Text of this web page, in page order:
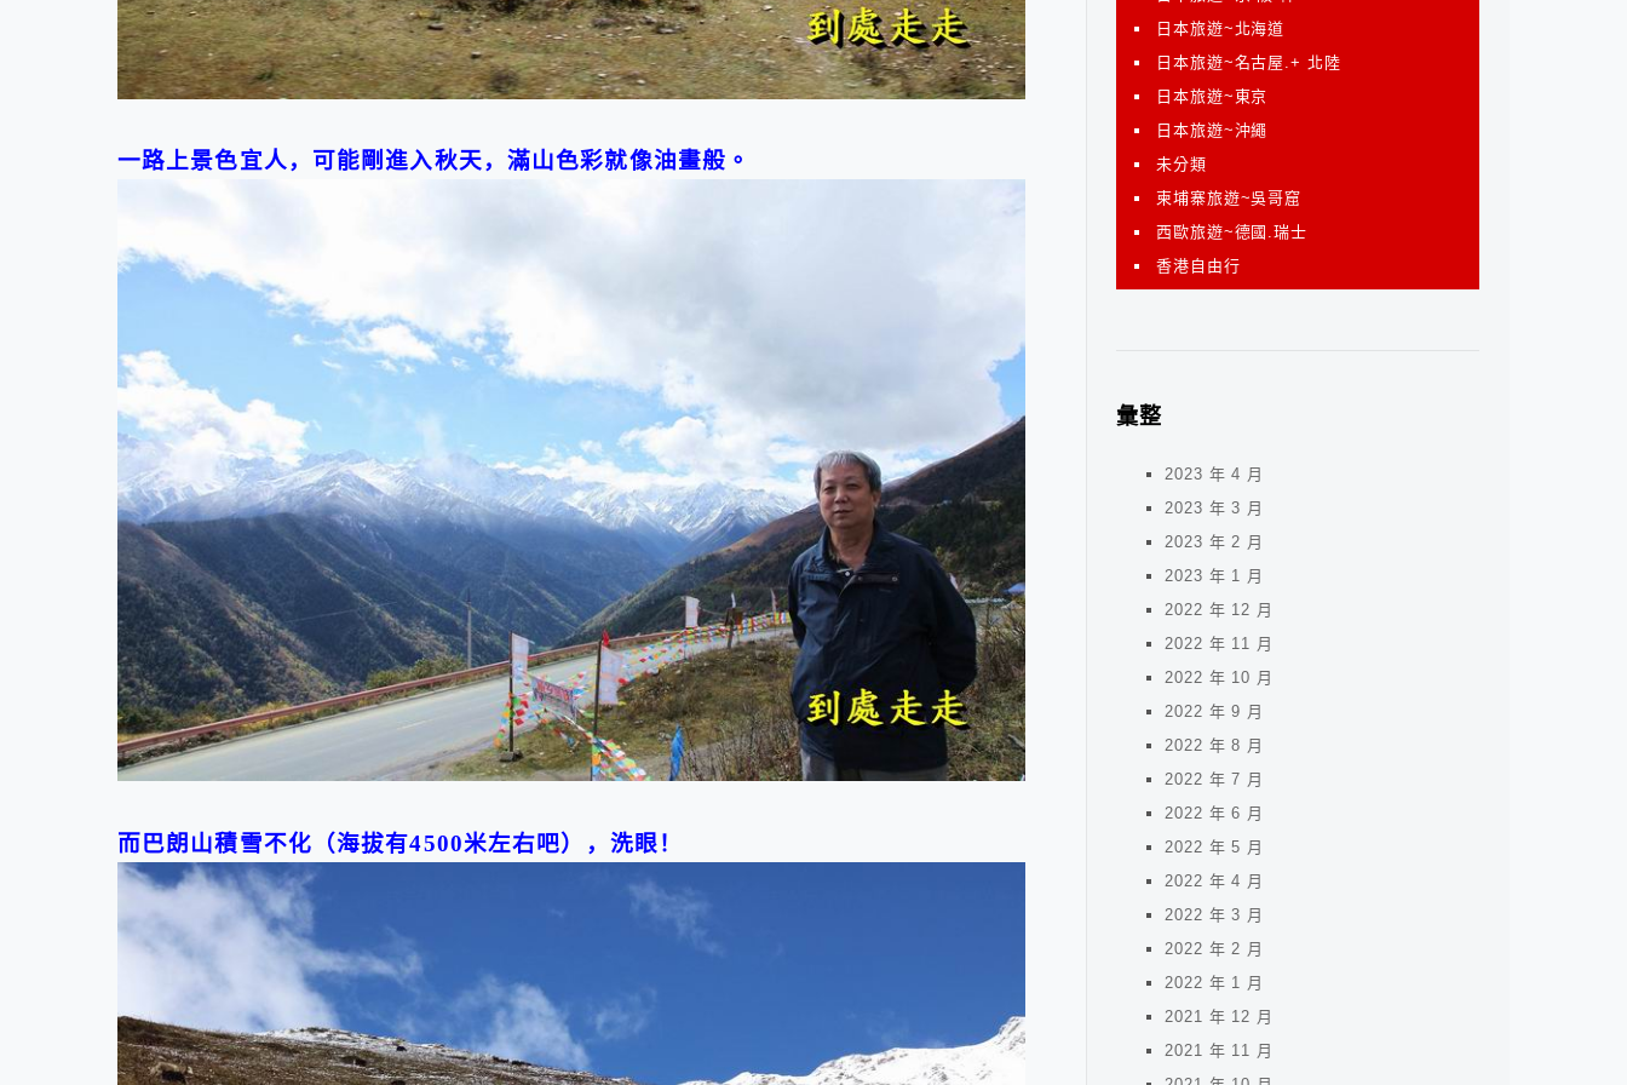
一路上景色宜人，可能剛進入秋天，滿山色彩就像油畫般 。
而巴朗山積雪不化（海拔有4500米左右吧），洗眼！
日本旅遊~北海道
日本旅遊~名古屋.+ 北陸
日本旅遊~東京
日本旅遊~沖繩
未分類
柬埔寨旅遊~吳哥窟
西歐旅遊~德國.瑞士
香港自由行
彙整
2023 年 4 月
2023 年 3 月
2023 年 2 月
2023 年 1 月
2022 年 12 月
2022 年 11 月
2022 年 10 月
2022 年 9 月
2022 年 8 月
2022 年 7 月
2022 年 6 月
2022 年 5 月
2022 年 4 月
2022 年 3 月
2022 年 2 月
2022 年 1 月
2021 年 12 月
2021 年 11 月